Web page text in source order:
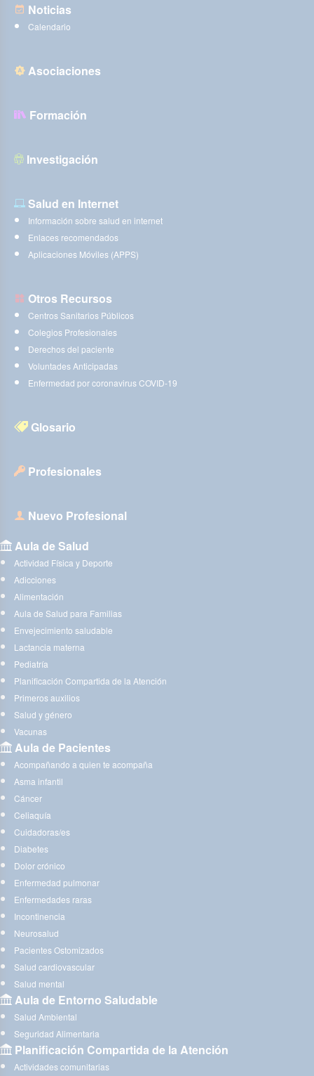
Noticias
Calendario
Asociaciones
Formación
Investigación
Salud en Internet
Información sobre salud en internet
Enlaces recomendados
Aplicaciones Móviles (APPS)
Otros Recursos
Centros Sanitarios Públicos
Colegios Profesionales
Derechos del paciente
Voluntades Anticipadas
Enfermedad por coronavirus COVID-19
Glosario
Profesionales
Nuevo Profesional
Aula de Salud
Actividad Física y Deporte
Adicciones
Alimentación
Aula de Salud para Familias
Envejecimiento saludable
Lactancia materna
Pediatría
Planificación Compartida de la Atención
Primeros auxilios
Salud y género
Vacunas
Aula de Pacientes
Acompañando a quien te acompaña
Asma infantil
Cáncer
Celiaquía
Cuidadoras/es
Diabetes
Dolor crónico
Enfermedad pulmonar
Enfermedades raras
Incontinencia
Neurosalud
Pacientes Ostomizados
Salud cardiovascular
Salud mental
Aula de Entorno Saludable
Salud Ambiental
Seguridad Alimentaria
Planificación Compartida de la Atención
Actividades comunitarias